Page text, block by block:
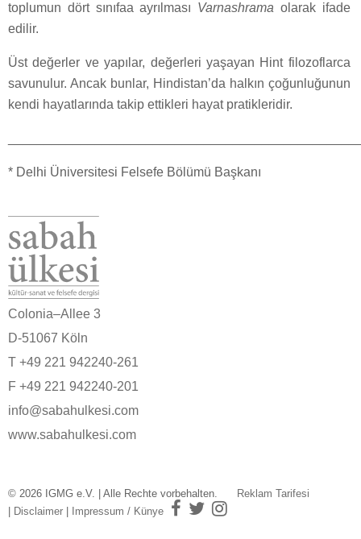
toplumun dört sınıfaa ayrılması Varnashrama olarak ifade
edilir.
Üst değerler ve yapılar, değerleri yaşayan Hint filozoflarca
savunulur. Ancak bunlar, Hindistan’da halkın çoğunluğunun
kendi hayatlarında takip ettikleri hayat pratikleridir.
* Delhi Üniversitesi Felsefe Bölümü Başkanı
Colonia–Allee 3
D-51067 Köln
T +49 221 942240-261
F +49 221 942240-201
info@sabahulkesi.com
www.sabahulkesi.com
© 2026 IGMG e.V. | Alle Rechte vorbehalten.
Reklam Tarifesi
Disclaimer Impressum / Künye